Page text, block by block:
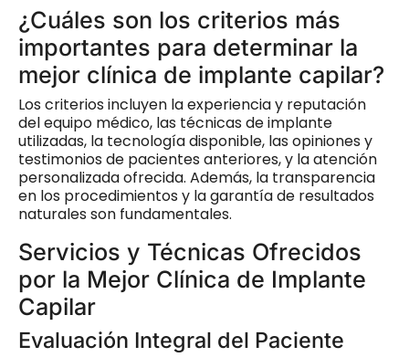
¿Cuáles son los criterios más
importantes para determinar la
mejor clínica de implante capilar?
Los criterios incluyen la experiencia y reputación
del equipo médico, las técnicas de implante
utilizadas, la tecnología disponible, las opiniones y
testimonios de pacientes anteriores, y la atención
personalizada ofrecida. Además, la transparencia
en los procedimientos y la garantía de resultados
naturales son fundamentales.
Servicios y Técnicas Ofrecidos
por la Mejor Clínica de Implante
Capilar
Evaluación Integral del Paciente